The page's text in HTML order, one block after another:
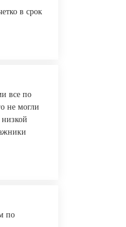
в срок
все по
не могли
по